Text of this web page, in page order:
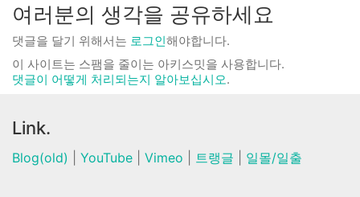
여러분의 생각을 공유하세요
댓글을 달기 위해서는 로그인해야합니다.
이 사이트는 스팸을 줄이는 아키스밋을 사용합니다.
댓글이 어떻게 처리되는지 알아보십시오.
Link.
Blog(old) YouTube Vimeo 트랭글 일몰/일출